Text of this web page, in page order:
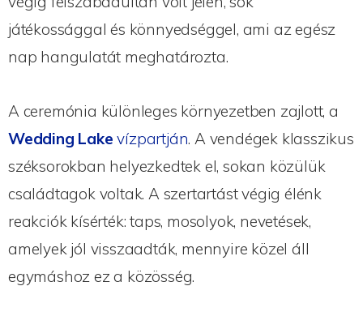
játékossággal és könnyedséggel, ami az egész
nap hangulatát meghatározta.
A ceremónia különleges környezetben zajlott, a
Wedding Lake vízpartján. A vendégek klasszikus
széksorokban helyezkedtek el, sokan közülük
családtagok voltak. A szertartást végig élénk
reakciók kísérték: taps, mosolyok, nevetések,
amelyek jól visszaadták, mennyire közel áll
egymáshoz ez a közösség.